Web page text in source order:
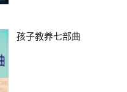
孩子教养七部曲